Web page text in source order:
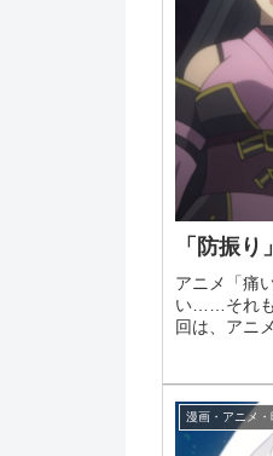
「防振
アニメ「痛
い……それも
回は、アニ
漫画・アニメ・